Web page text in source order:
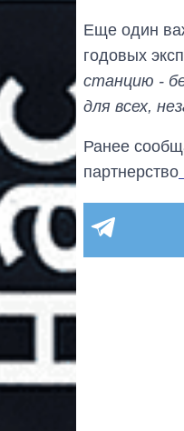
Еще один
годовых
станцию -
для всех,
Ранее
партнерство